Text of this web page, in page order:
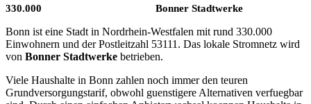
330.000 Bonner Stadtwerke
Bonn ist eine Stadt in Nordrhein-Westfalen mit rund 330.000
Einwohnern und der Postleitzahl 53111. Das lokale Stromnetz wird
von Bonner Stadtwerke betrieben.
Viele Haushalte in Bonn zahlen noch immer den teuren
Grundversorgungstarif, obwohl guenstigere Alternativen verfuegbar